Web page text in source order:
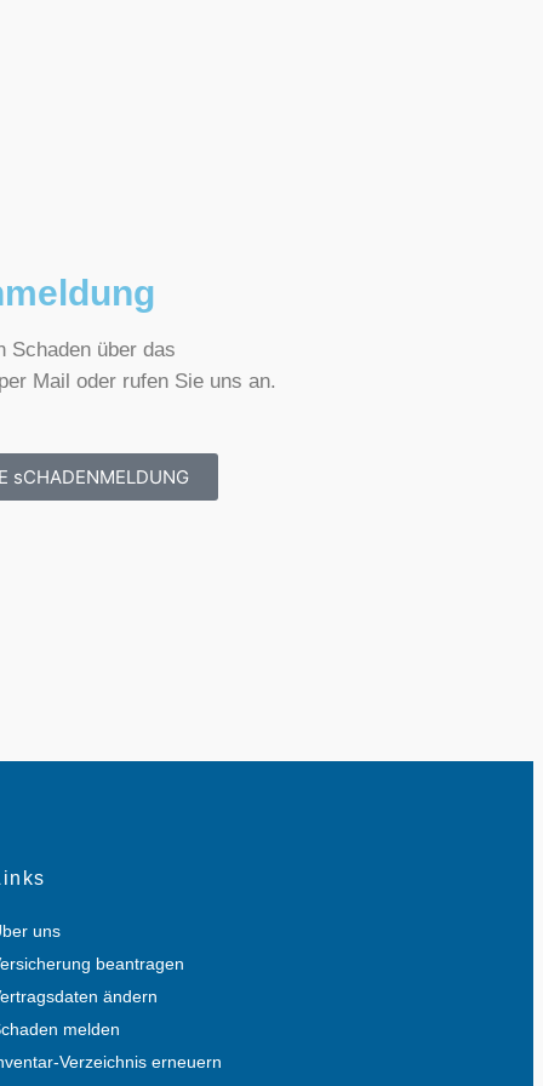
Schaden über das
Mail oder rufen Sie uns an.
sCHADENMELDUNG
uns
beantragen
ändern
melden
Verzeichnis erneuern